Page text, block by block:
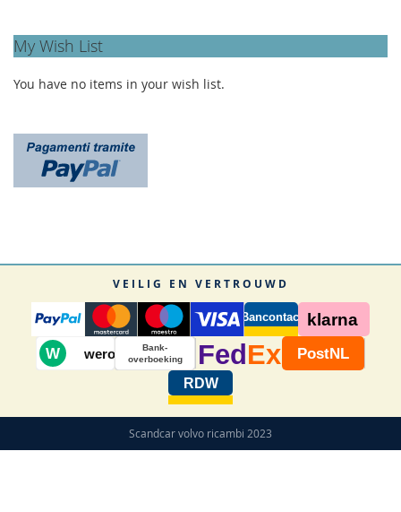
My Wish List
You have no items in your wish list.
VEILIG EN VERTROUWD
Bancontact klarna
W wero
Bank-
overboeking
Fed Ex PostNL
RDW
Scandcar volvo ricambi 2023